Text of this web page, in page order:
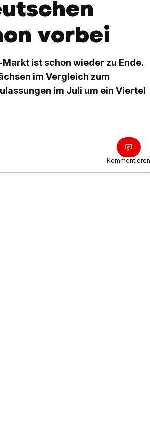
vorbei
ist schon wieder zu Ende.
im Vergleich zum
im Juli um ein Viertel
Kommentieren